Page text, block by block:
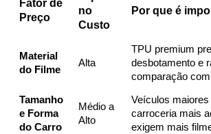
Fator de
Preço
no
Custo
Por que é
Material
do Filme
Alta
TPU premium
desbotamento e
comparação
Tamanho
e Forma
do Carro
Médio a
Alto
Veículos maiores
carroceria mais
exigem mais